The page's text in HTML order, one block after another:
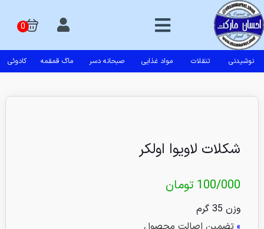
نوشیدنی تنقلات مواد غذایی صبحانه دسر ماگ قمقمه کادوئی
شکلات لاویوا اولکر
100/000 تومان
وزن 35 گرم